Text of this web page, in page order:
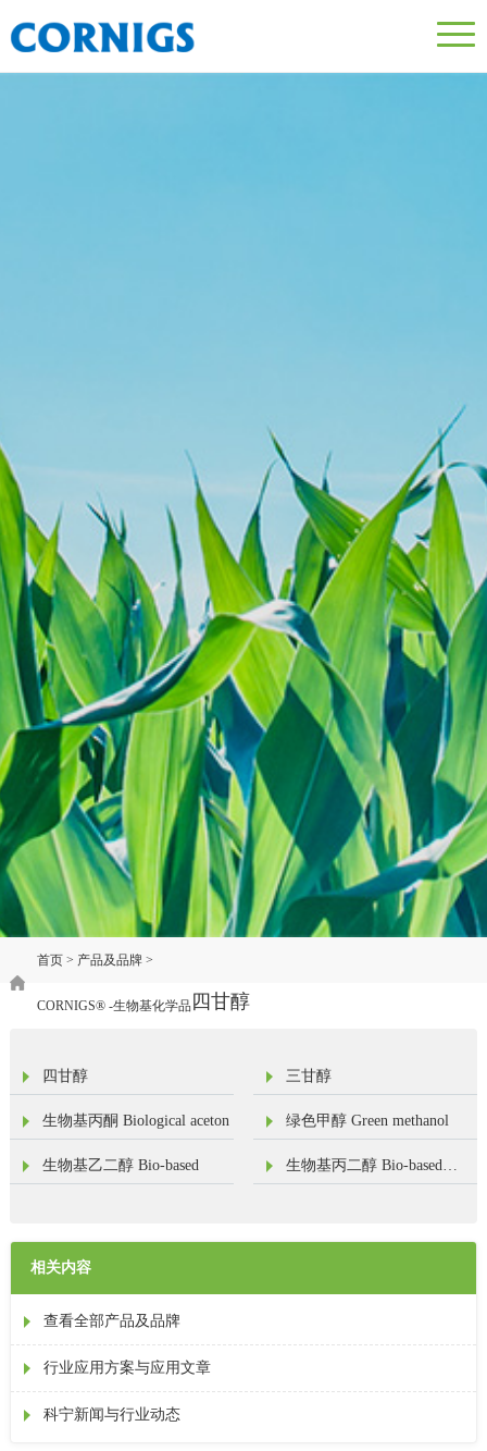
首页> 产品及品牌>
CORNIGS® -生物基化学品
四甘醇 三甘醇
生物基丙酮 Biological aceton 绿色甲醇 Green methanol
生物基乙二醇 Bio-based 生物基丙二醇 Bio-based
相关内容
查看全部产品及品牌
行业应用方案与应用文章
科宁新闻与行业动态
四甘醇 四甘醇